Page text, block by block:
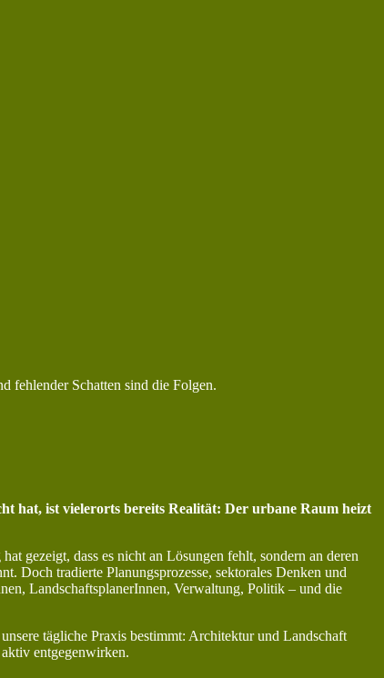
fehlender Schatten sind die Folgen.
hat, ist vielerorts bereits Realität: Der urbane Raum heizt
gezeigt, dass es nicht an Lösungen fehlt, sondern an deren
Doch tradierte Planungsprozesse, sektorales Denken und
LandschaftsplanerInnen, Verwaltung, Politik – und die
tägliche Praxis bestimmt: Architektur und Landschaft
entgegenwirken.